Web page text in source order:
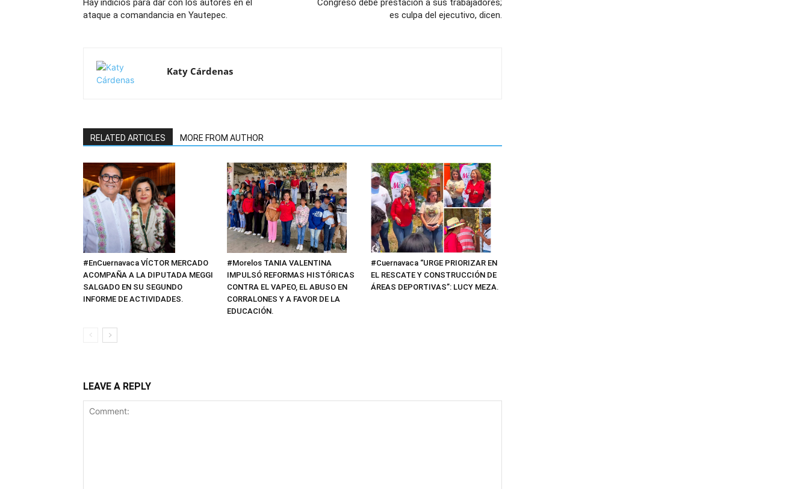
Hay indicios para dar con los autores en el
ataque a comandancia en Yautepec.
Congreso debe prestación a sus trabajadores;
es culpa del ejecutivo, dicen.
Katy Cárdenas
RELATED ARTICLES MORE FROM AUTHOR
#EnCuernavaca VÍCTOR MERCADO
ACOMPAÑA A LA DIPUTADA MEGGI
SALGADO EN SU SEGUNDO
INFORME DE ACTIVIDADES.
#Morelos TANIA VALENTINA
IMPULSÓ REFORMAS HISTÓRICAS
CONTRA EL VAPEO, EL ABUSO EN
CORRALONES Y A FAVOR DE LA
EDUCACIÓN.
#Cuernavaca “URGE PRIORIZAR EN
EL RESCATE Y CONSTRUCCIÓN DE
ÁREAS DEPORTIVAS”: LUCY MEZA.
LEAVE A REPLY